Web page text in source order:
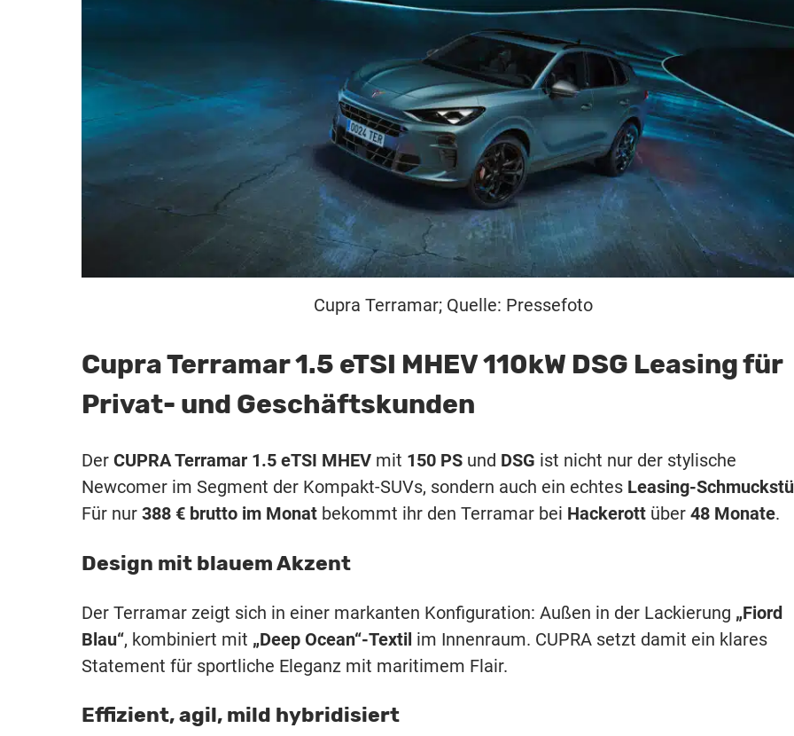
Cupra Terramar; Quelle: Pressefoto
Cupra Terramar 1.5 eTSI MHEV 110kW DSG Leasing für
Privat- und Geschäftskunden
Der CUPRA Terramar 1.5 eTSI MHEV mit 150 PS und DSG ist nicht nur der stylische
Newcomer im Segment der Kompakt-SUVs, sondern auch ein echtes Leasing-
Für nur 388 € brutto im Monat bekommt ihr den Terramar bei Hackerott über 48 Monate.
Design mit blauem Akzent
Der Terramar zeigt sich in einer markanten Konfiguration: Außen in der Lackierung „Fiord
Blau“, kombiniert mit „Deep Ocean“-Textil im Innenraum. CUPRA setzt damit ein klares
Statement für sportliche Eleganz mit maritimem Flair.
Effizient, agil, mild hybridisiert